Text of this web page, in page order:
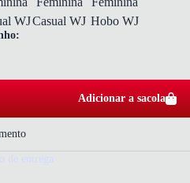
Adicionar a sacola
de entrega